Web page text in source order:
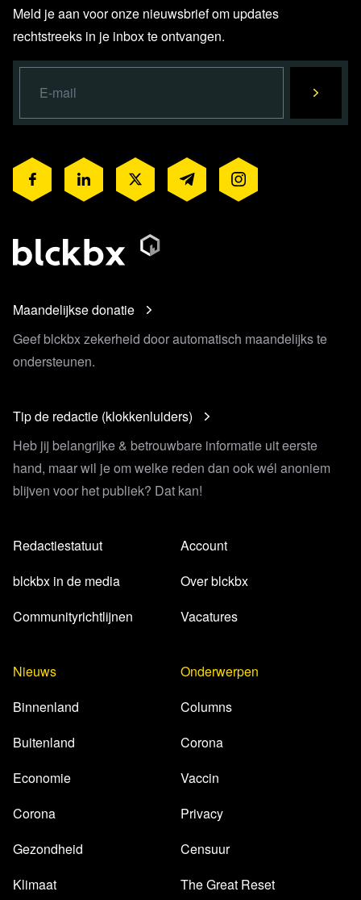
Meld je aan voor onze nieuwsbrief om updates
rechtstreeks in je inbox te ontvangen.
Maandelijkse donatie
Geef blckbx zekerheid door automatisch maandelijks te
ondersteunen.
Tip de redactie (klokkenluiders)
Heb jij belangrijke & betrouwbare informatie uit eerste
hand, maar wil je om welke reden dan ook wél anoniem
blijven voor het publiek? Dat kan!
Redactiestatuut
blckbx in de media
Communityrichtlijnen
Account
Over blckbx
Vacatures
Nieuws
Binnenland
Buitenland
Economie
Corona
Gezondheid
Klimaat
Onderwerpen
Columns
Corona
Vaccin
Privacy
Censuur
The Great Reset